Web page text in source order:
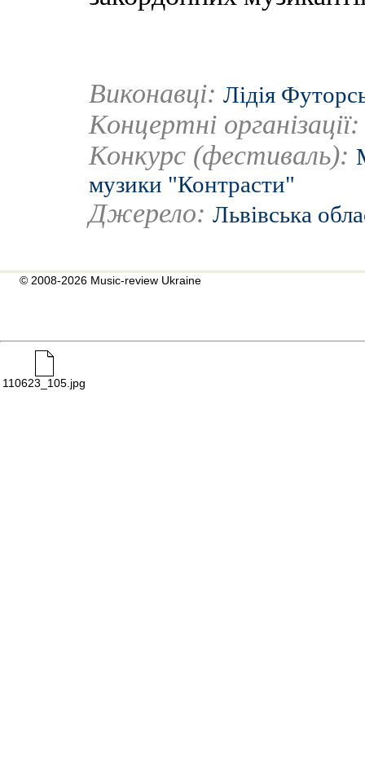
Виконавці: Лідія
Концертні
Конкурс (фестиваль):
музики "Контрасти"
Джерело: Львівська
© 2008-2026 Music-review Ukraine
110623_105.jpg